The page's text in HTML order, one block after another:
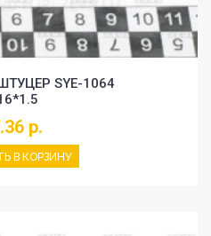
SYE-1064
р.
В КОРЗИНУ